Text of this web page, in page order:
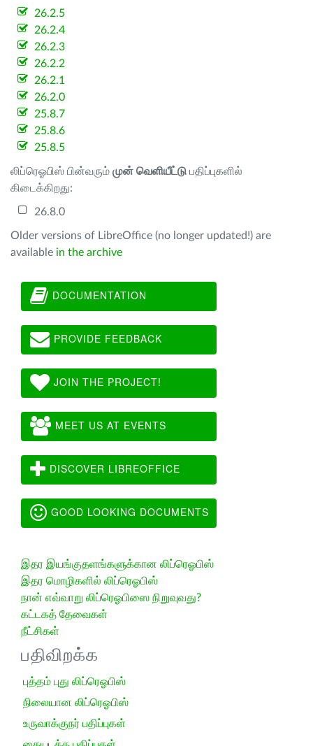
26.2.5
26.2.4
26.2.3
26.2.2
26.2.1
26.2.0
25.8.7
25.8.6
25.8.5
லிப்ரெஓபிஸ் பின்வரும் முன் வெளியீட்டு பதிப்புகளில்
கிடைக்கிறது:
26.8.0
Older versions of LibreOffice (no longer updated!) are
available in the archive
DOCUMENTATION
PROVIDE FEEDBACK
JOIN THE PROJECT!
MEET US AT EVENTS
DISCOVER LIBREOFFICE
GOOD LOOKING DOCUMENTS
இதர இயங்குதளங்களுக்கான லிப்ரெஓபிஸ்
இதர மொழிகளில் லிப்ரெஓபிஸ்
நான் எவ்வாறு லிப்ரெஓபிஸை நிறுவுவது?
கட்டகத் தேவைகள்
நீட்சிகள்
பதிவிறக்க
புத்தம் புது லிப்ரெஓபிஸ்
நிலையான லிப்ரெஓபிஸ்
உருவாக்குநர் பதிப்புகள்